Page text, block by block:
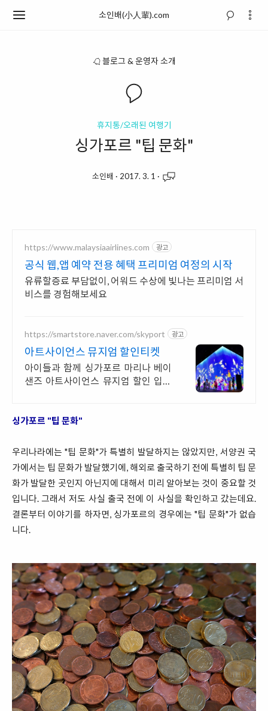
소인배(小人輩).com
블로그 & 운영자 소개
휴지통/오래된 여행기
싱가포르 "팁 문화"
소인배 · 2017. 3. 1 ·
https://www.malaysiaairlines.com 광고
공식 웹,앱 예약 전용 혜택 프리미엄 여정의 시작
유류할증료 부담없이, 어워드 수상에 빛나는 프리미엄 서
비스를 경험해보세요
https://smartstore.naver.com/skyport 광고
아트사이언스 뮤지엄 할인티켓
아이들과 함께 싱가포르 마리나 베이
샌즈 아트사이언스 뮤지엄 할인 입장
싱가포르 "팁 문화"
우리나라에는 "팁 문화"가 특별히 발달하지는 않았지만, 서양권 국
가에서는 팁 문화가 발달했기에, 해외로 출국하기 전에 특별히 팁 문
화가 발달한 곳인지 아닌지에 대해서 미리 알아보는 것이 중요할 것
입니다. 그래서 저도 사실 출국 전에 이 사실을 확인하고 갔는데요.
결론부터 이야기를 하자면, 싱가포르의 경우에는 "팁 문화"가 없습
니다.